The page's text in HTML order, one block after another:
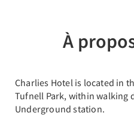
À
Charlies Hotel is located in
Tufnell Park, within walking
Underground station.